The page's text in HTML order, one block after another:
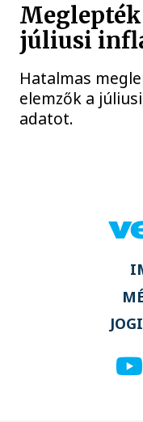
júliusi
Hatalmas
elemzők a
adatot.